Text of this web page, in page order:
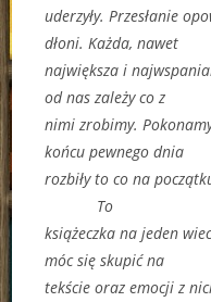
uderzyły. Przesłanie
dłoni. Każda, nawet
największa i
od nas zależy co z
nimi zrobimy.
końcu pewnego dnia
rozbiły to co na
To
książeczka na jeden
móc się skupić na
tekście oraz emocji z